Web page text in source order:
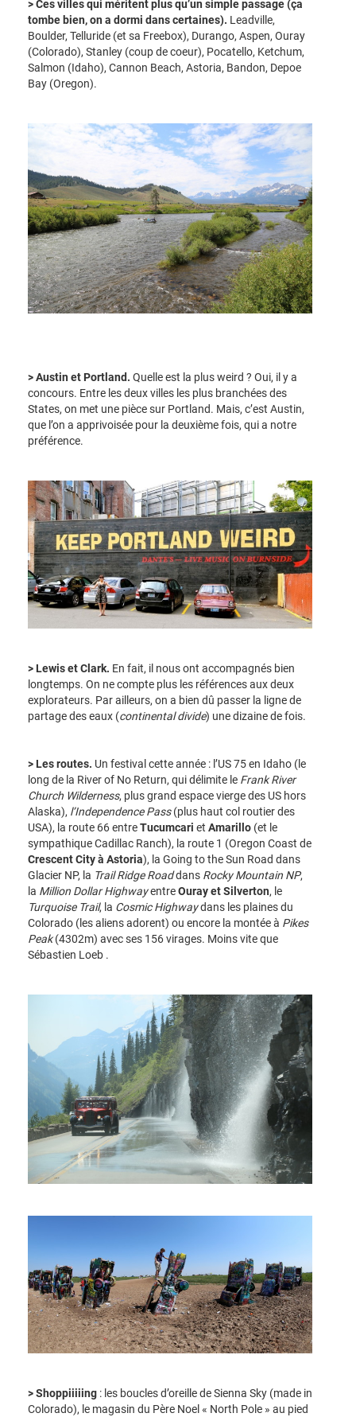
> Ces villes qui méritent plus qu’un simple passage (ça
tombe bien, on a dormi dans certaines). Leadville,
Boulder, Telluride (et sa Freebox), Durango, Aspen, Ouray
(Colorado), Stanley (coup de coeur), Pocatello, Ketchum,
Salmon (Idaho), Cannon Beach, Astoria, Bandon, Depoe
Bay (Oregon).
> Austin et Portland. Quelle est la plus weird ? Oui, il y a
concours. Entre les deux villes les plus branchées des
States, on met une pièce sur Portland. Mais, c’est Austin,
que l’on a apprivoisée pour la deuxième fois, qui a notre
préférence.
> Lewis et Clark. En fait, il nous ont accompagnés bien
longtemps. On ne compte plus les références aux deux
explorateurs. Par ailleurs, on a bien dû passer la ligne de
partage des eaux (continental divide) une dizaine de fois.
> Les routes. Un festival cette année : l’US 75 en Idaho (le
long de la River of No Return, qui délimite le Frank River
Church Wilderness, plus grand espace vierge des US hors
Alaska), l’Independence Pass(plus haut col routier des
USA), la route 66 entreTucumcari et Amarillo (et le
sympathique Cadillac Ranch), la route 1 (Oregon Coast de
Crescent City à Astoria), la Going to the Sun Road dans
Glacier NP, la Trail Ridge Roaddans Rocky Mountain NP,
la Million Dollar HighwayentreOuray et Silverton, le
Turquoise Trail, la Cosmic Highwaydans les plaines du
Colorado (les aliens adorent) ou encore la montée à Pikes
Peak(4302m) avec ses 156 virages. Moins vite que
Sébastien Loeb .
> Shoppiiiiing : les boucles d’oreille de Sienna Sky (made in
Colorado), le magasin du Père Noel « North Pole » au pied